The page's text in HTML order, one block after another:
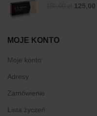
Original
125,00
MOJE KONTO
Moje konto
Adresy
Zamówienie
Lista życzeń